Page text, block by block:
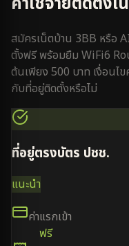
สมัครเน็ตบ้าน 3BB หรือ
ตั้งฟรี พร้อมยืม WiFi6
ต้นเพียง 500 บาท เงื่อนไ
กับที่อยู่ติดตั้งหรือไม่
ที่อยู่ตรงบัตร ปชช.
แนะนำ
ค่าแรกเข้า
ฟรี